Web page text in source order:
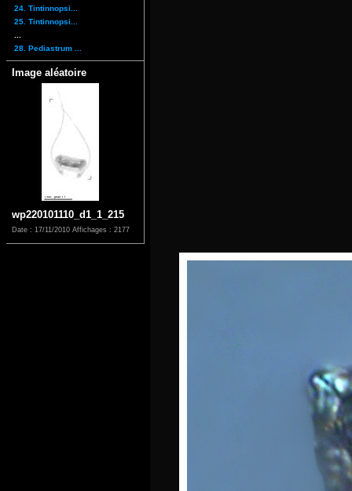
24. Tintinnopsi...
25. Tintinnopsi...
28. Pediastrum ...
Image aléatoire
wp220101110_d1_1_215
Date : 17/11/2010 Affichages : 2177